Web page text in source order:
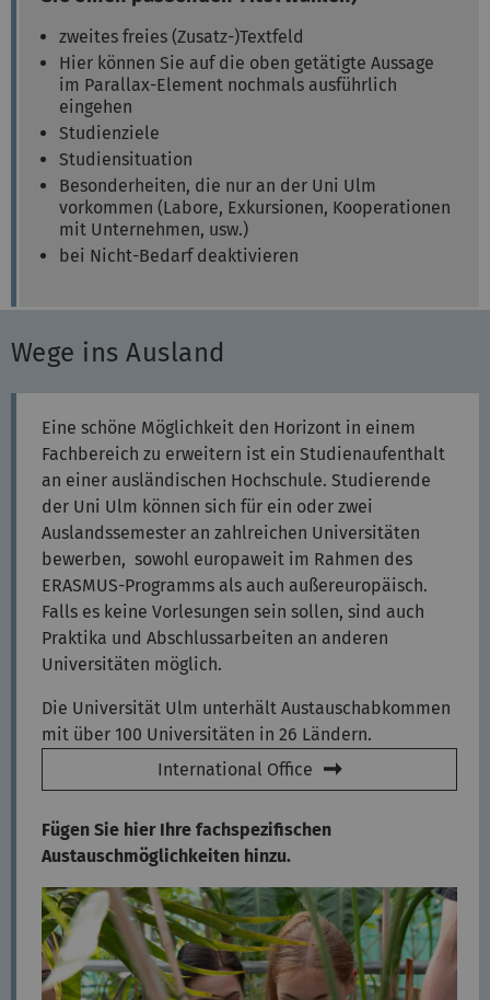
zweites freies (Zusatz-)Textfeld
Hier können Sie auf die oben getätigte Aussage
im Parallax-Element nochmals ausführlich
eingehen
Studienziele
Studiensituation
Besonderheiten, die nur an der Uni Ulm
vorkommen (Labore, Exkursionen, Kooperationen
mit Unternehmen, usw.)
bei Nicht-Bedarf deaktivieren
Wege ins Ausland
Eine schöne Möglichkeit den Horizont in einem
Fachbereich zu erweitern ist ein Studienaufenthalt
an einer ausländischen Hochschule. Studierende
der Uni Ulm können sich für ein oder zwei
Auslandssemester an zahlreichen Universitäten
bewerben, sowohl europaweit im Rahmen des
ERASMUS-Programms als auch außereuropäisch.
Falls es keine Vorlesungen sein sollen, sind auch
Praktika und Abschlussarbeiten an anderen
Universitäten möglich.
Die Universität Ulm unterhält Austauschabkommen
mit über 100 Universitäten in 26 Ländern.
International Office
Fügen Sie hier Ihre fachspezifischen
Austauschmöglichkeiten hinzu.